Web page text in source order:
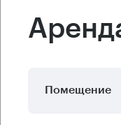
Помещение